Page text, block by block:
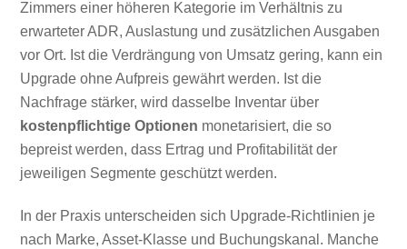
Zimmers einer höheren Kategorie im Verhältnis zu
erwarteter ADR, Auslastung und zusätzlichen Ausgaben
vor Ort. Ist die Verdrängung von Umsatz gering, kann ein
Upgrade ohne Aufpreis gewährt werden. Ist die
Nachfrage stärker, wird dasselbe Inventar über
kostenpflichtige Optionen monetarisiert, die so
bepreist werden, dass Ertrag und Profitabilität der
jeweiligen Segmente geschützt werden.
In der Praxis unterscheiden sich Upgrade-Richtlinien je
nach Marke, Asset-Klasse und Buchungskanal. Manche